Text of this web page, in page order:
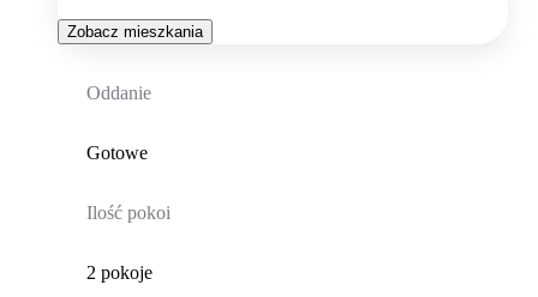
Zobacz mieszkania
Oddanie
Gotowe
Ilość pokoi
2 pokoje